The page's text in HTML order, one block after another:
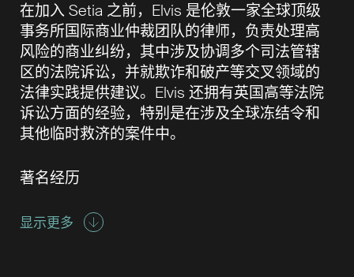
在加入 Setia 之前，Elvis 是伦敦一家全球顶级
事务所国际商业仲裁团队的律师，负责处理高
风险的商业纠纷，其中涉及协调多个司法管辖
区的法院诉讼，并就欺诈和破产等交叉领域的
法律实践提供建议。Elvis 还拥有英国高等法院
诉讼方面的经验，特别是在涉及全球冻结令和
其他临时救济的案件中。
著名经历
显示更多